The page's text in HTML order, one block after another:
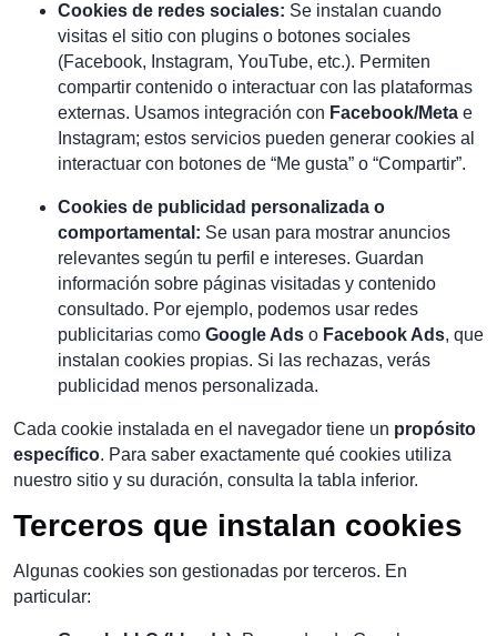
Cookies de redes sociales: Se instalan cuando
visitas el sitio con plugins o botones sociales
(Facebook, Instagram, YouTube, etc.). Permiten
compartir contenido o interactuar con las plataformas
externas. Usamos integración con Facebook/Meta e
Instagram; estos servicios pueden generar cookies al
interactuar con botones de “Me gusta” o “Compartir”.
Cookies de publicidad personalizada o
comportamental: Se usan para mostrar anuncios
relevantes según tu perfil e intereses. Guardan
información sobre páginas visitadas y contenido
consultado. Por ejemplo, podemos usar redes
publicitarias como Google Ads o Facebook Ads, que
instalan cookies propias. Si las rechazas, verás
publicidad menos personalizada.
Cada cookie instalada en el navegador tiene un propósito
específico. Para saber exactamente qué cookies utiliza
nuestro sitio y su duración, consulta la tabla inferior.
Terceros que instalan cookies
Algunas cookies son gestionadas por terceros. En
particular: